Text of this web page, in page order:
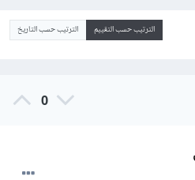
الترتيب حسب التقييم الترتيب حسب التاريخ
0